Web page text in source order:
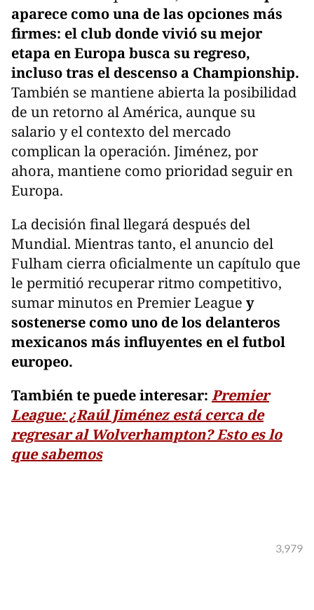
aparece como una de las opciones más
firmes: el club donde vivió su mejor
etapa en Europa busca su regreso,
incluso tras el descenso a Championship.
También se mantiene abierta la posibilidad
de un retorno al América, aunque su
salario y el contexto del mercado
complican la operación. Jiménez, por
ahora, mantiene como prioridad seguir en
Europa.
La decisión final llegará después del
Mundial. Mientras tanto, el anuncio del
Fulham cierra oficialmente un capítulo que
le permitió recuperar ritmo competitivo,
sumar minutos en Premier League y
sostenerse como uno de los delanteros
mexicanos más influyentes en el futbol
europeo.
También te puede interesar: Premier
League: ¿Raúl Jiménez está cerca de
regresar al Wolverhampton? Esto es lo
que sabemos
3,979